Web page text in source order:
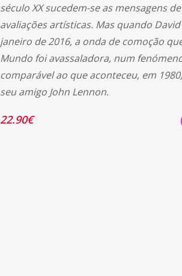
século XX sucedem-se as mensagens
avaliações artísticas. Mas quando
janeiro de 2016, a onda de comoção
Mundo foi avassaladora, num
comparável ao que aconteceu, em
seu amigo John Lennon.
22.90€